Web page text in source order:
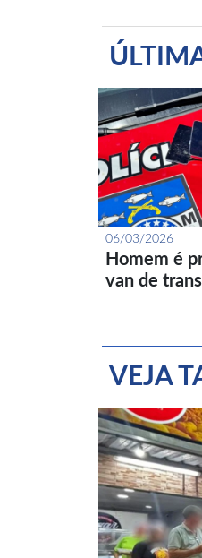
06/03/2026
Homem é
van de
VEJA